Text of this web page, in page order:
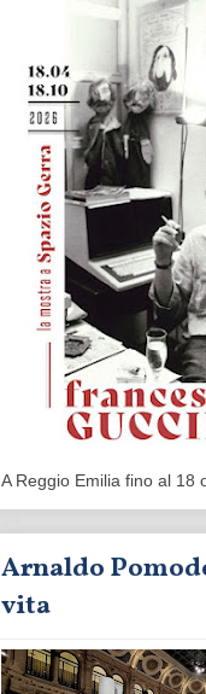
A Reggio Emilia fino al 18
Arnaldo
vita